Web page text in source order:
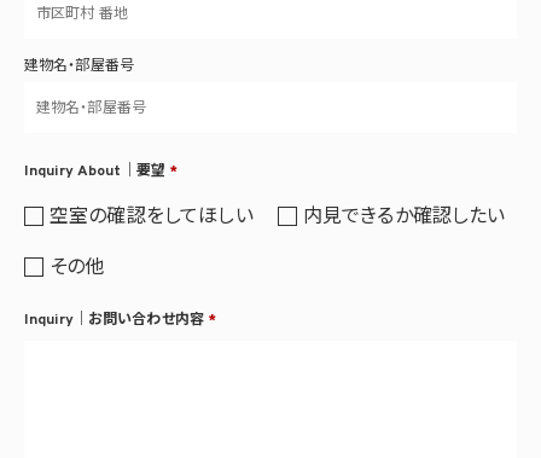
建物名・部屋番号
Inquiry About｜要望 *
空室の確認をしてほしい 内見できるか確認したい
その他
Inquiry｜お問い合わせ内容 *